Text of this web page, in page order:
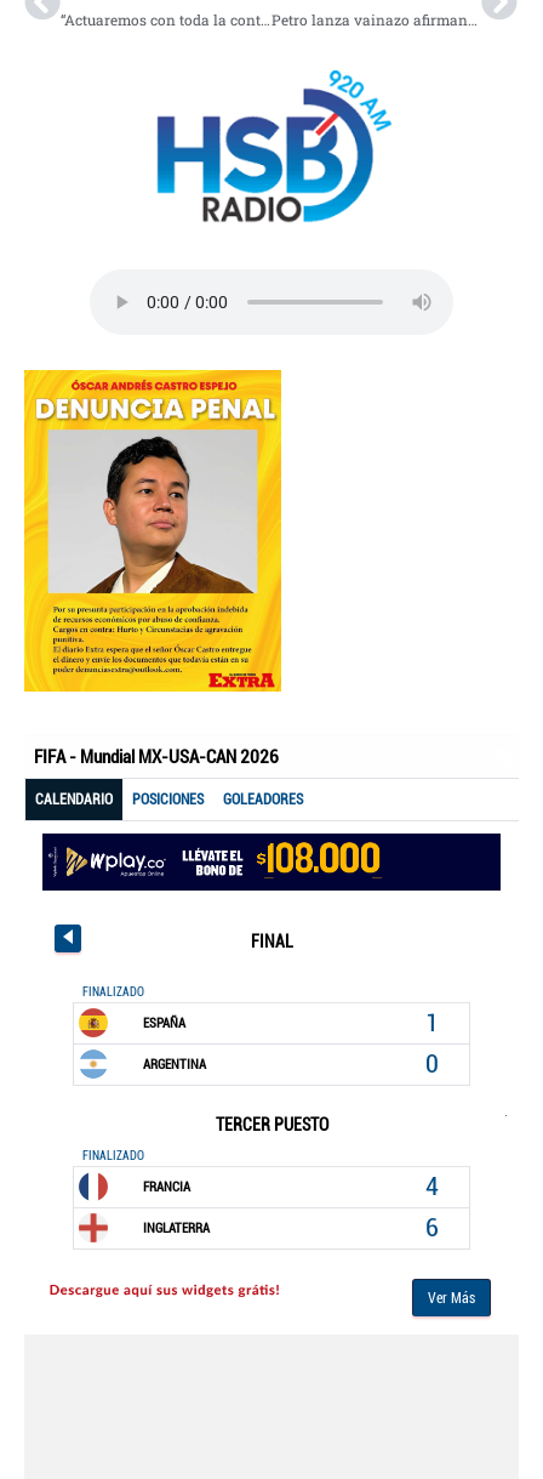
“Actuaremos con toda la contundencia»: Presidente Duque tras los atentados contra el ESMAD Petro lanza vainazo afirmando que no tendría embajadores parapolíticos y narcotraficantes